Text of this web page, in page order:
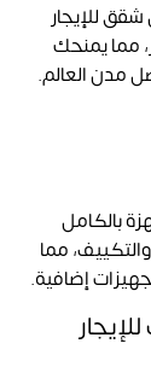
شقق للإيجار
مما يمنحك
مدن العالم.
بالكامل
مما
إضافية.